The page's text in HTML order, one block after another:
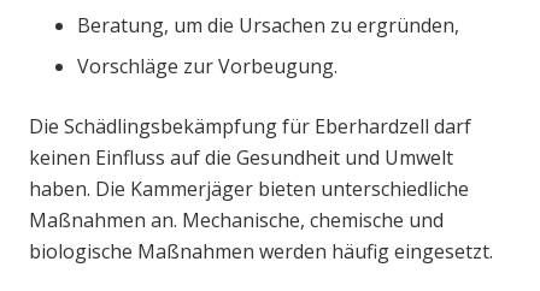
Beratung, um die Ursachen zu ergründen,
Vorschläge zur Vorbeugung.
Die Schädlingsbekämpfung für Eberhardzell darf
keinen Einfluss auf die Gesundheit und Umwelt
haben. Die Kammerjäger bieten unterschiedliche
Maßnahmen an. Mechanische, chemische und
biologische Maßnahmen werden häufig eingesetzt.